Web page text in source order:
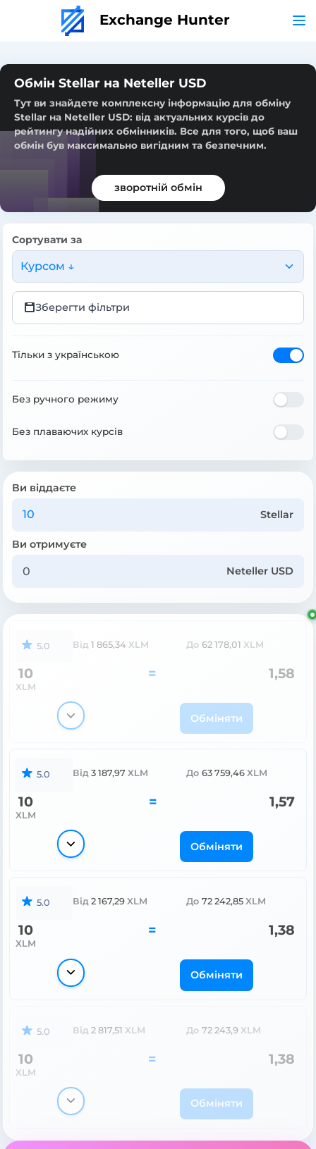
Exchange Hunter
Обмін Stellar на Neteller USD
Тут ви знайдете комплексну інформацію для обміну
Stellar на Neteller USD: від актуальних курсів до
рейтингу надійних обмінників. Все для того, щоб ваш
обмін був максимально вигідним та безпечним.
зворотній обмін
Сортувати за
Курсом ↓
Зберегти фільтри
Тільки з українською
Без ручного режиму
Без плаваючих курсів
Ви віддаєте
Stellar
Ви отримуєте
Neteller USD
5.0 Від 1 865,34 XLM До 62 178,01 XLM
10
XLM
= 1,58
Обміняти
5.0 Від 3 187,97 XLM До 63 759,46 XLM
10
XLM
= 1,57
Обміняти
5.0 Від 2 167,29 XLM До 72 242,85 XLM
10
XLM
= 1,38
Обміняти
5.0 Від 2 817,51 XLM До 72 243,9 XLM
10
XLM
= 1,38
Обміняти